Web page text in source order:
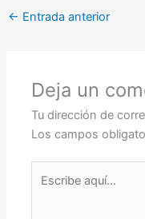
← Entrada anterior
Deja un
Tu dirección de
Los campos
aquí...